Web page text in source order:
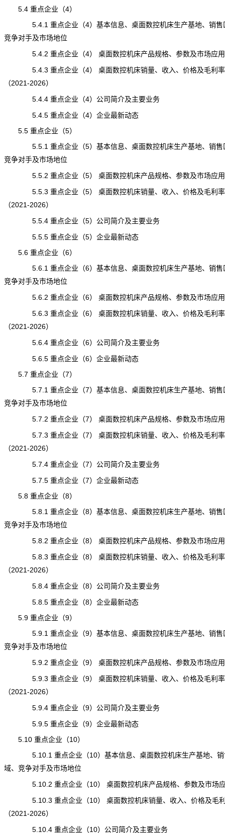
5.4 重点企业（4）
5.4.1 重点企业（4）基本信息、桌面数控机床生产基地、销售
竞争对手及市场地位
5.4.2 重点企业（4） 桌面数控机床产品规格、参数及市场应用
5.4.3 重点企业（4） 桌面数控机床销量、收入、价格及毛利率
（2021-2026）
5.4.4 重点企业（4）公司简介及主要业务
5.4.5 重点企业（4）企业最新动态
5.5 重点企业（5）
5.5.1 重点企业（5）基本信息、桌面数控机床生产基地、销售
竞争对手及市场地位
5.5.2 重点企业（5） 桌面数控机床产品规格、参数及市场应用
5.5.3 重点企业（5） 桌面数控机床销量、收入、价格及毛利率
（2021-2026）
5.5.4 重点企业（5）公司简介及主要业务
5.5.5 重点企业（5）企业最新动态
5.6 重点企业（6）
5.6.1 重点企业（6）基本信息、桌面数控机床生产基地、销售
竞争对手及市场地位
5.6.2 重点企业（6） 桌面数控机床产品规格、参数及市场应用
5.6.3 重点企业（6） 桌面数控机床销量、收入、价格及毛利率
（2021-2026）
5.6.4 重点企业（6）公司简介及主要业务
5.6.5 重点企业（6）企业最新动态
5.7 重点企业（7）
5.7.1 重点企业（7）基本信息、桌面数控机床生产基地、销售
竞争对手及市场地位
5.7.2 重点企业（7） 桌面数控机床产品规格、参数及市场应用
5.7.3 重点企业（7） 桌面数控机床销量、收入、价格及毛利率
（2021-2026）
5.7.4 重点企业（7）公司简介及主要业务
5.7.5 重点企业（7）企业最新动态
5.8 重点企业（8）
5.8.1 重点企业（8）基本信息、桌面数控机床生产基地、销售
竞争对手及市场地位
5.8.2 重点企业（8） 桌面数控机床产品规格、参数及市场应用
5.8.3 重点企业（8） 桌面数控机床销量、收入、价格及毛利率
（2021-2026）
5.8.4 重点企业（8）公司简介及主要业务
5.8.5 重点企业（8）企业最新动态
5.9 重点企业（9）
5.9.1 重点企业（9）基本信息、桌面数控机床生产基地、销售
竞争对手及市场地位
5.9.2 重点企业（9） 桌面数控机床产品规格、参数及市场应用
5.9.3 重点企业（9） 桌面数控机床销量、收入、价格及毛利率
（2021-2026）
5.9.4 重点企业（9）公司简介及主要业务
5.9.5 重点企业（9）企业最新动态
5.10 重点企业（10）
5.10.1 重点企业（10）基本信息、桌面数控机床生产基地、销
域、竞争对手及市场地位
5.10.2 重点企业（10） 桌面数控机床产品规格、参数及市场
5.10.3 重点企业（10） 桌面数控机床销量、收入、价格及毛
（2021-2026）
5.10.4 重点企业（10）公司简介及主要业务